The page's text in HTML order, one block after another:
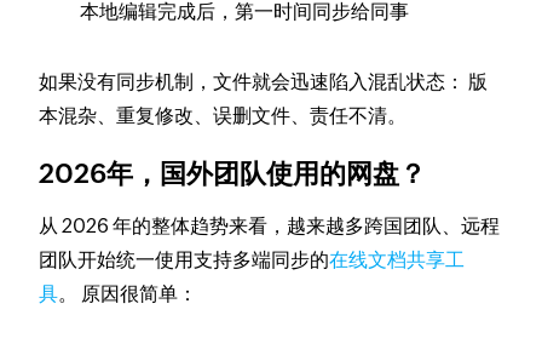
本地编辑完成后，第一时间同步给同事
如果没有同步机制，文件就会迅速陷入混乱状态： 版
本混杂、重复修改、误删文件、责任不清。
2026年，国外团队使用的网盘？
从 2026 年的整体趋势来看，越来越多跨国团队、远程
团队开始统一使用支持多端同步的在线文档共享工
具。 原因很简单：